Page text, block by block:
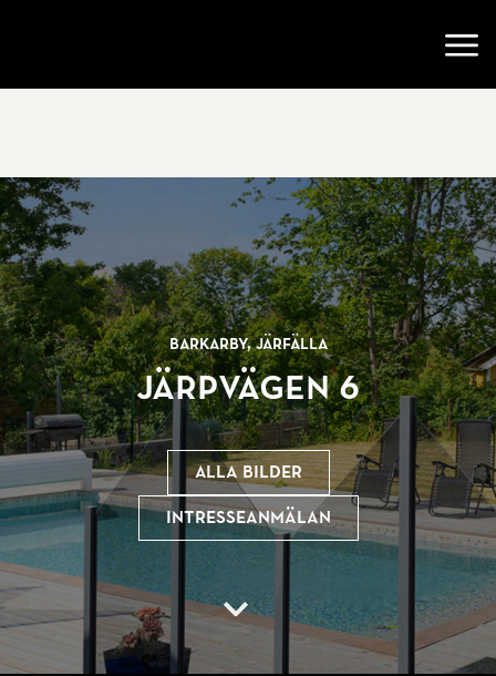
Barkarby, Järfälla
Järpvägen 6
Alla bilder
Intresseanmälan